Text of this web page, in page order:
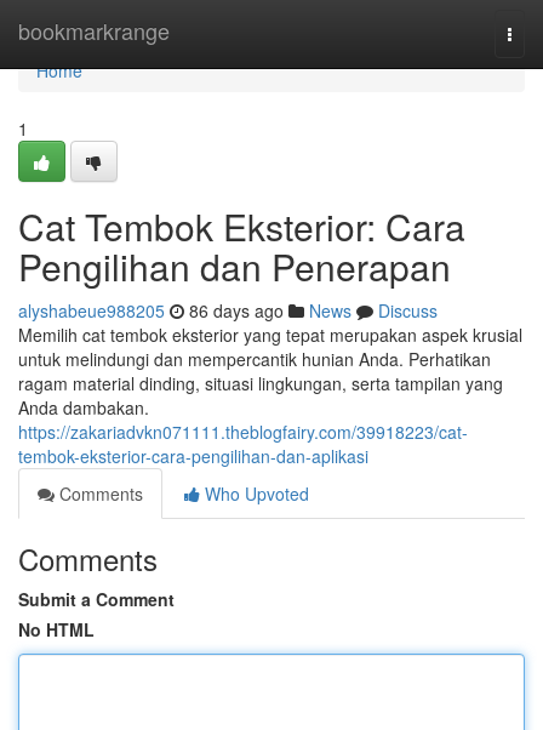
bookmarkrange
Home
Home
1
Cat Tembok Eksterior: Cara
Pengilihan dan Penerapan
alyshabeue988205 86 days ago News
Discuss
Memilih cat tembok eksterior yang tepat merupakan aspek krusial
untuk melindungi dan mempercantik hunian Anda. Perhatikan
ragam material dinding, situasi lingkungan, serta tampilan yang
Anda dambakan.
https://zakariadvkn071111.theblogfairy.com/39918223/cat-
tembok-eksterior-cara-pengilihan-dan-aplikasi
Comments
Who Upvoted
Comments
Submit a Comment
No HTML